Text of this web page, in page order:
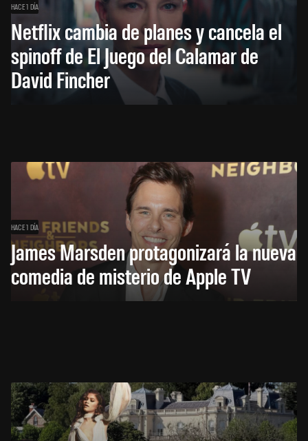
HACE 1 DÍA
Netflix cambia de planes y cancela el
spinoff de El Juego del Calamar de
David Fincher
HACE 1 DÍA
James Marsden protagonizará la nueva
comedia de misterio de Apple TV